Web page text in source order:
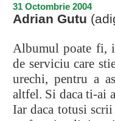
31 Octombrie 2004
Adrian Gutu
Albumul poate fi,
de serviciu care
urechi, pentru a
altfel. Si daca ti-ai
Iar daca totusi